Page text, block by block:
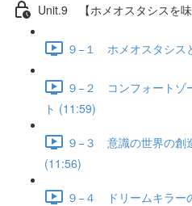
Unit.9 【ホメオスタシスを味
９−１ ホメオスタシス
９−２ コンフォートゾ
ト (11:59)
９−３ 意識の世界の創
(11:56)
９−４ ドリームキラー